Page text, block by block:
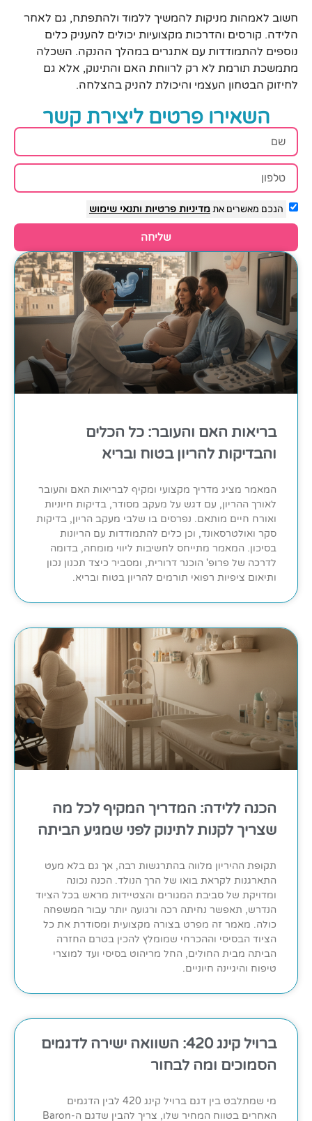
חשוב לאמהות מניקות להמשיך ללמוד ולהתפתח, גם לאחר
הלידה. קורסים והדרכות מקצועיות יכולים להעניק כלים
נוספים להתמודדות עם אתגרים במהלך ההנקה. השכלה
מתמשכת תורמת לא רק לרווחת האם והתינוק, אלא גם
לחיזוק הבטחון העצמי והיכולת להניק בהצלחה.
השאירו פרטים ליצירת קשר
הנכם מאשרים אתמדיניות פרטיות ותנאי שימוש
שליחה
בריאות האם והעובר: כל הכלים
והבדיקות להריון בטוח ובריא
המאמר מציג מדריך מקצועי ומקיף לבריאות האם והעובר
לאורך ההריון, עם דגש על מעקב מסודר, בדיקות חיוניות
ואורח חיים מותאם. נפרסים בו שלבי מעקב הריון, בדיקות
סקר ואולטרסאונד, וכן כלים להתמודדות עם הריונות
בסיכון. המאמר מתייחס לחשיבות ליווי מומחה, בדומה
לדרכה של פרופ' הוכנר דרורית, ומסביר כיצד תכנון נכון
ותיאום ציפיות רפואי תורמים להריון בטוח ובריא.
הכנה ללידה: המדריך המקיף לכל מה
שצריך לקנות לתינוק לפני שמגיע הביתה
תקופת ההיריון מלווה בהתרגשות רבה, אך גם בלא מעט
התארגנות לקראת בואו של הרך הנולד. הכנה נכונה
ומדויקת של סביבת המגורים והצטיידות מראש בכל הציוד
הנדרש, תאפשר נחיתה רכה ורגועה יותר עבור המשפחה
כולה. מאמר זה מפרט בצורה מקצועית ומסודרת את כל
הציוד הבסיסי וההכרחי שמומלץ להכין בטרם החזרה
הביתה מבית החולים, החל מריהוט בסיסי ועד למוצרי
טיפוח והיגיינה חיוניים.
ברויל קינג 420: השוואה ישירה לדגמים
הסמוכים ומה לבחור
מי שמתלבט בין דגם ברויל קינג 420 לבין הדגמים
האחרים בטווח המחיר שלו, צריך להבין שדגם ה-Baron